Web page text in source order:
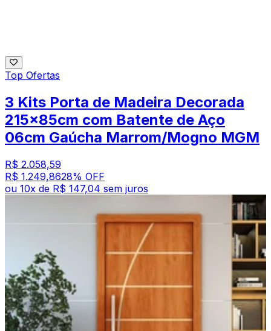
Top Ofertas
3 Kits Porta de Madeira Decorada
215x85cm com Batente de Aço
06cm Gaúcha Marrom/Mogno MGM
R$ 2.058,59
R$ 1.249,8628% OFF
ou 10x de R$ 147,04 sem juros